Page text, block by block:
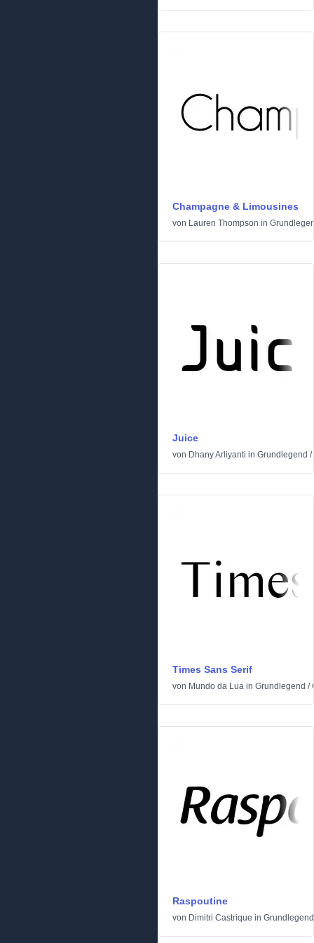
Champagne & Limousines
von Lauren Thompson in
Juice
von Dhany Arliyanti in Grundlegend /
Times Sans Serif
von Mundo da Lua in Grundlegend /
Raspoutine
von Dimitri Castrique in Grundlegend